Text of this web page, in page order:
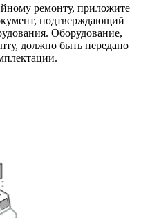
ремонту, приложите
подтверждающий
Оборудование,
должно быть передано